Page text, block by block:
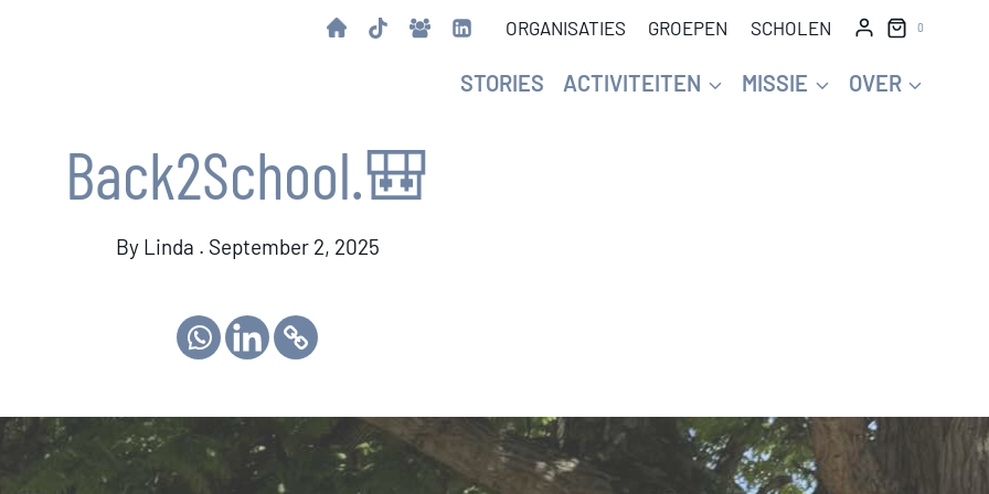
ORGANISATIES GROEPEN SCHOLEN 0
STORIES ACTIVITEITEN MISSIE OVER
Back2School.🎒
By Linda . September 2, 2025